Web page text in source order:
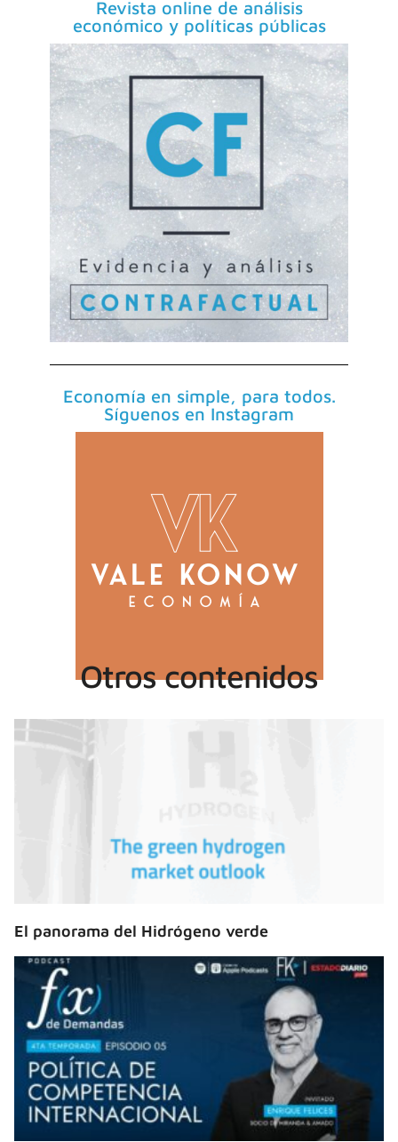
Revista online de análisis
económico y políticas públicas
Economía en simple, para todos.
Síguenos en Instagram
Otros contenidos
El panorama del Hidrógeno verde